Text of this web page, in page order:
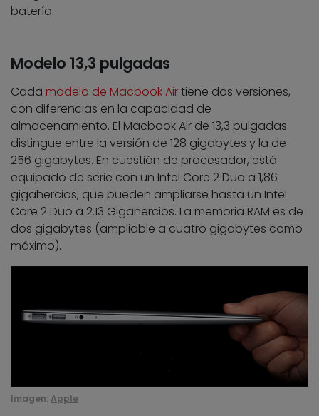
batería.
Modelo 13,3 pulgadas
Cada modelo de Macbook Airtiene dos versiones,
con diferencias en la capacidad de
almacenamiento. El Macbook Air de 13,3 pulgadas
distingue entre la versión de 128 gigabytes y la de
256 gigabytes. En cuestión de procesador, está
equipado de serie con un Intel Core 2 Duo a 1,86
gigahercios, que pueden ampliarse hasta un Intel
Core 2 Duo a 2.13 Gigahercios. La memoria RAM es de
dos gigabytes (ampliable a cuatro gigabytes como
máximo).
Imagen: Apple